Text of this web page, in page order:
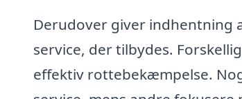
Derudover giver indhentning
service, der tilbydes.
effektiv rottebekæmpelse.